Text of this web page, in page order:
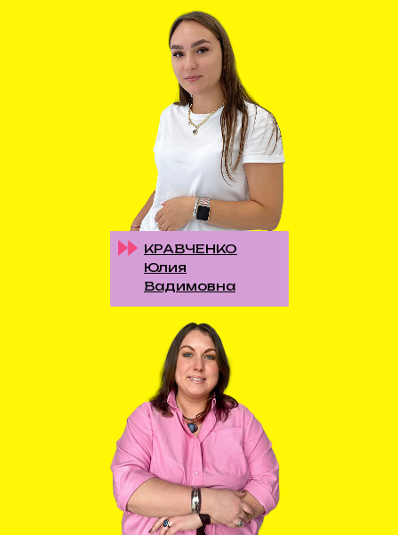
КРАВЧЕНКО
Юлия
Вадимовна